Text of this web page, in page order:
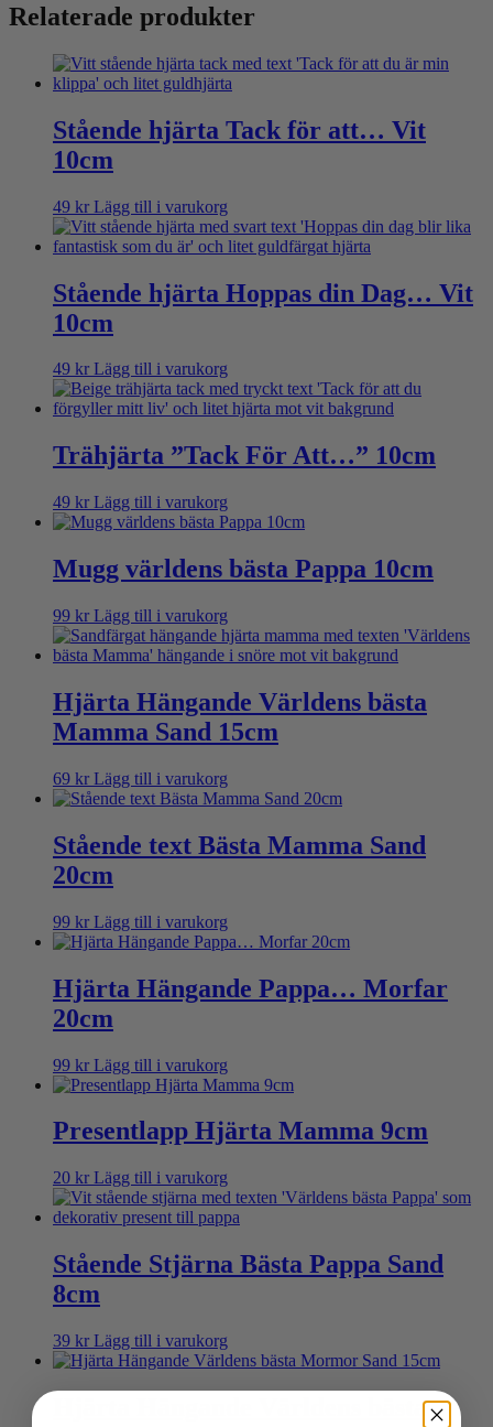
Relaterade produkter
Stående hjärta Tack för att… Vit
10cm
49 kr Lägg till i varukorg
Stående hjärta Hoppas din Dag… Vit
10cm
49 kr Lägg till i varukorg
Trähjärta ”Tack För Att…” 10cm
49 kr Lägg till i varukorg
Mugg världens bästa Pappa 10cm
99 kr Lägg till i varukorg
Hjärta Hängande Världens bästa
Mamma Sand 15cm
69 kr Lägg till i varukorg
Stående text Bästa Mamma Sand
20cm
99 kr Lägg till i varukorg
Hjärta Hängande Pappa… Morfar
20cm
99 kr Lägg till i varukorg
Presentlapp Hjärta Mamma 9cm
20 kr Lägg till i varukorg
Stående Stjärna Bästa Pappa Sand
8cm
39 kr Lägg till i varukorg
Hjärta Hängande Världens bästa